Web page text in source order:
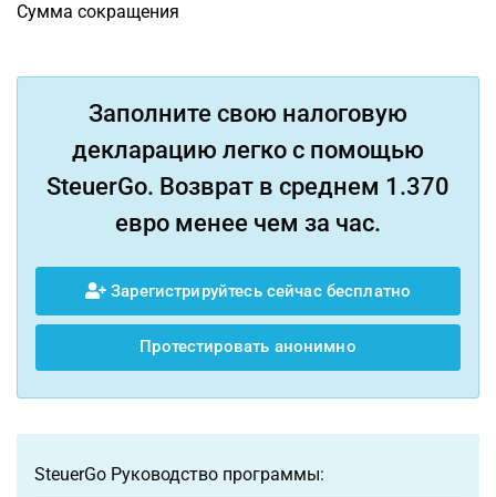
Сумма сокращения
Заполните свою налоговую
декларацию легко с помощью
SteuerGo. Возврат в среднем 1.370
евро менее чем за час.
Зарегистрируйтесь сейчас бесплатно
Протестировать анонимно
SteuerGo Руководство программы: